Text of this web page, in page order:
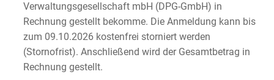
Verwaltungsgesellschaft mbH (DPG-GmbH) in
Rechnung gestellt bekomme. Die Anmeldung kann bis
zum 09.10.2026 kostenfrei storniert werden
(Stornofrist). Anschließend wird der Gesamtbetrag in
Rechnung gestellt.